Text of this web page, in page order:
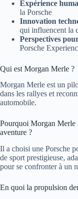
Expérience
la Porsche
Innovation
qui influencent la
Perspectives
Porsche
Qui est Morgan Merle ?
Morgan Merle est un
dans les rallyes et
automobile.
Pourquoi Morgan Merle
aventure ?
Il a choisi une Porsche
de sport prestigieuse,
pour se confronter à un
En quoi la propulsion